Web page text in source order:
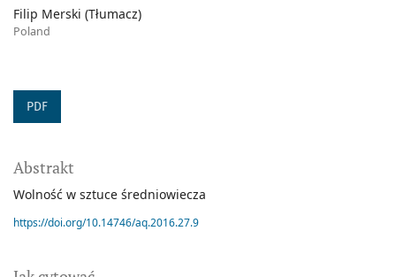
Filip Merski (Tłumacz)
Poland
PDF
Abstrakt
Wolność w sztuce średniowiecza
https://doi.org/10.14746/aq.2016.27.9